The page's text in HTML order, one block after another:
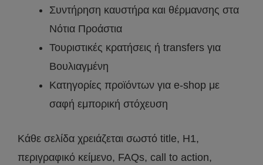
Συντήρηση καυστήρα και θέρμανσης στα
Νότια Προάστια
Τουριστικές κρατήσεις ή transfers για
Βουλιαγμένη
Κατηγορίες προϊόντων για e-shop με
σαφή εμπορική στόχευση
Κάθε σελίδα χρειάζεται σωστό title, H1,
περιγραφικό κείμενο, FAQs, call to action,